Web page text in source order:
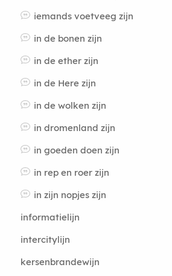
iemands voetveeg zijn
in de bonen zijn
in de ether zijn
in de Here zijn
in de wolken zijn
in dromenland zijn
in goeden doen zijn
in rep en roer zijn
in zijn nopjes zijn
informatielijn
intercitylijn
kersenbrandewijn